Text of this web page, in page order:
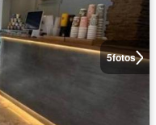
5fotos